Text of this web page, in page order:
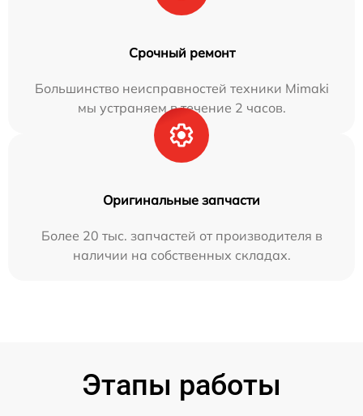
Срочный ремонт
Большинство неисправностей техники Mimaki
мы устраняем в течение 2 часов.
Оригинальные запчасти
Более 20 тыс. запчастей от производителя в
наличии на собственных складах.
Этапы работы